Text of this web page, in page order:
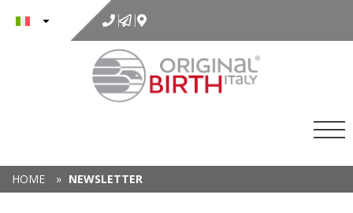
contenuto
HOME » NEWSLETTER